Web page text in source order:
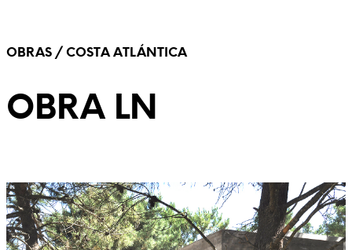
OBRAS / COSTA ATLÁNTICA
OBRA LN